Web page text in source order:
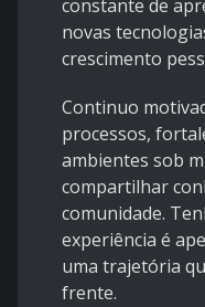
constante de
novas
crescimento
Continuo
processos,
ambientes sob
compartilhar
comunidade.
experiência é
uma trajetória
frente.